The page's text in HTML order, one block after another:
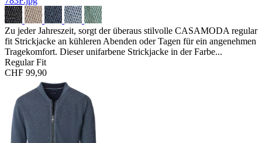
Zu jeder Jahreszeit, sorgt der überaus stilvolle CASAMODA regular
fit Strickjacke an kühleren Abenden oder Tagen für ein angenehmen
Tragekomfort. Dieser unifarbene Strickjacke in der Farbe...
Regular Fit
CHF 99,90